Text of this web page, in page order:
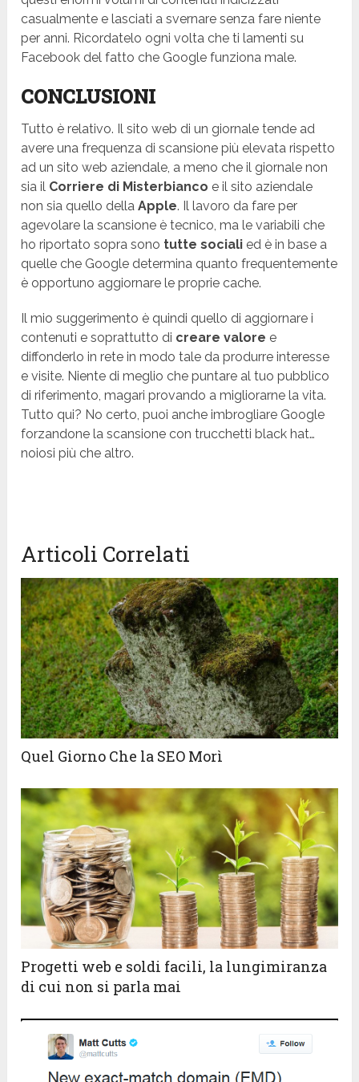
casualmente e lasciati a svernare senza fare niente
per anni. Ricordatelo ogni volta che ti lamenti su
Facebook del fatto che Google funziona male.
CONCLUSIONI
Tutto è relativo. Il sito web di un giornale tende ad
avere una frequenza di scansione più elevata rispetto
ad un sito web aziendale, a meno che il giornale non
sia il Corriere di Misterbianco e il sito aziendale
non sia quello dellaApple. Il lavoro da fare per
agevolare la scansione è tecnico, ma le variabili che
ho riportato sopra sono tutte sociali ed è in base a
quelle che Google determina quanto frequentemente
è opportuno aggiornare le proprie cache.
Il mio suggerimento è quindi quello di aggiornare i
contenuti e soprattutto di creare valore e
diffonderlo in rete in modo tale da produrre interesse
e visite. Niente di meglio che puntare al tuo pubblico
di riferimento, magari provando a migliorarne la vita.
Tutto qui? No certo, puoi anche imbrogliare Google
forzandone la scansione con trucchetti black hat…
noiosi più che altro.
Articoli Correlati
Quel Giorno Che la SEO Morì
Progetti web e soldi facili, la lungimiranza
di cui non si parla mai